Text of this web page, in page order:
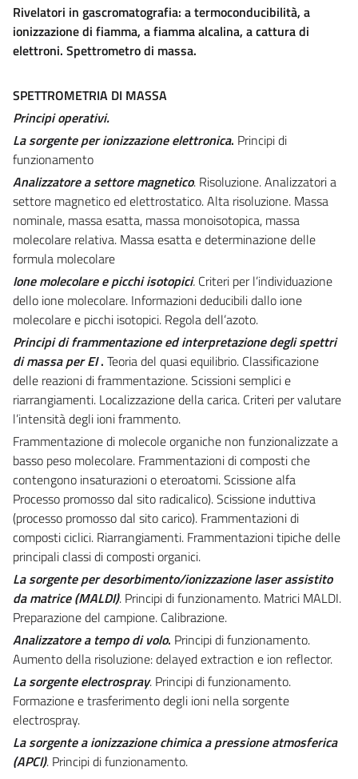
Rivelatori in gascromatografia: a termoconducibilità, a
ionizzazione di fiamma, a fiamma alcalina, a cattura di
elettroni. Spettrometro di massa.
SPETTROMETRIA DI MASSA
Principi operativi.
La sorgente per ionizzazione elettronica. Principi di
funzionamento
Analizzatore a settore magnetico. Risoluzione. Analizzatori a
settore magnetico ed elettrostatico. Alta risoluzione. Massa
nominale, massa esatta, massa monoisotopica, massa
molecolare relativa. Massa esatta e determinazione delle
formula molecolare
Ione molecolare e picchi isotopici. Criteri per l’individuazione
dello ione molecolare. Informazioni deducibili dallo ione
molecolare e picchi isotopici. Regola dell’azoto.
Principi di frammentazione ed interpretazione degli spettri
di massa per EI. Teoria del quasi equilibrio. Classificazione
delle reazioni di frammentazione. Scissioni semplici e
riarrangiamenti. Localizzazione della carica. Criteri per valutare
l’intensità degli ioni frammento.
Frammentazione di molecole organiche non funzionalizzate a
basso peso molecolare. Frammentazioni di composti che
contengono insaturazioni o eteroatomi. Scissione alfa
Processo promosso dal sito radicalico). Scissione induttiva
(processo promosso dal sito carico). Frammentazioni di
composti ciclici. Riarrangiamenti. Frammentazioni tipiche delle
principali classi di composti organici.
La sorgente per desorbimento/ionizzazione laser assistito
da matrice (MALDI). Principi di funzionamento. Matrici MALDI.
Preparazione del campione. Calibrazione.
Analizzatore a tempo di volo. Principi di funzionamento.
Aumento della risoluzione: delayed extraction e ion reflector.
La sorgente electrospray. Principi di funzionamento.
Formazione e trasferimento degli ioni nella sorgente
electrospray.
La sorgente a ionizzazione chimica a pressione atmosferica
(APCI). Principi di funzionamento.